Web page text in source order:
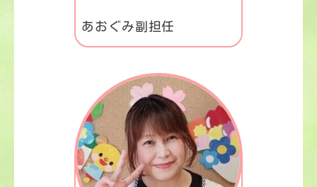
あおぐみ副担任